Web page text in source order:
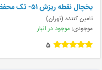
يخچال نقطه ريزش 51- تک محفظه - اتومات Professi
تامین کننده (تهران)
موجودی: موجود در انبار
5